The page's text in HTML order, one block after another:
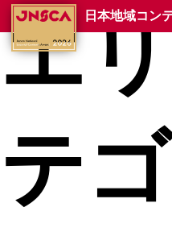
日本地域コン
エ
テ